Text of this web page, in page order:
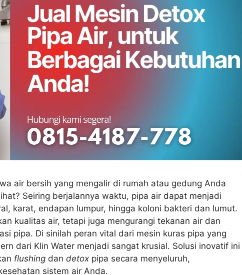
air bersih yang mengalir di rumah atau gedung Anda
Seiring berjalannya waktu, pipa air dapat menjadi
karat, endapan lumpur, hingga koloni bakteri dan lumut.
kualitas air, tetapi juga mengurangi tekanan air dan
pipa. Di sinilah peran vital dari mesin kuras pipa yang
dari Klin Water menjadi sangat krusial. Solusi inovatif ini
flushing dan detox pipa secara menyeluruh,
sistem air Anda.